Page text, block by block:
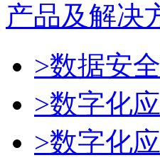
产品及解决
>数据安
>数字化
>数字化